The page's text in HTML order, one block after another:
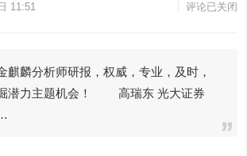
11:51 评论已关闭
麟分析师研报，权威，专业，及时，
潜力主题机会！ 高瑞东 光大证券